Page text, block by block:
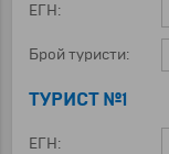
ЕГН:
Брой туристи:
ТУРИСТ №1
ЕГН: